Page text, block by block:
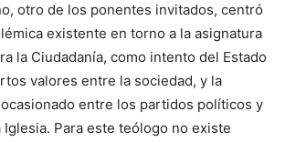
otro de los ponentes invitados, centró
existente en torno a la asignatura
la Ciudadanía, como intento del Estado
valores entre la sociedad, y la
entre los partidos políticos y
Iglesia. Para este teólogo no existe